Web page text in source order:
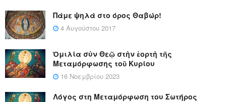
Πάμε ψηλά στο όρος Θαβώρ!
4 Αυγούστου 2017
Ὁμιλία σὺν Θεῷ στὴν ἑορτὴ τῆς
Μεταμόρφωσης τοῦ Κυρίου
16 Νοεμβρίου 2023
Λόγος στη Μεταμόρφωση του Σωτήρος